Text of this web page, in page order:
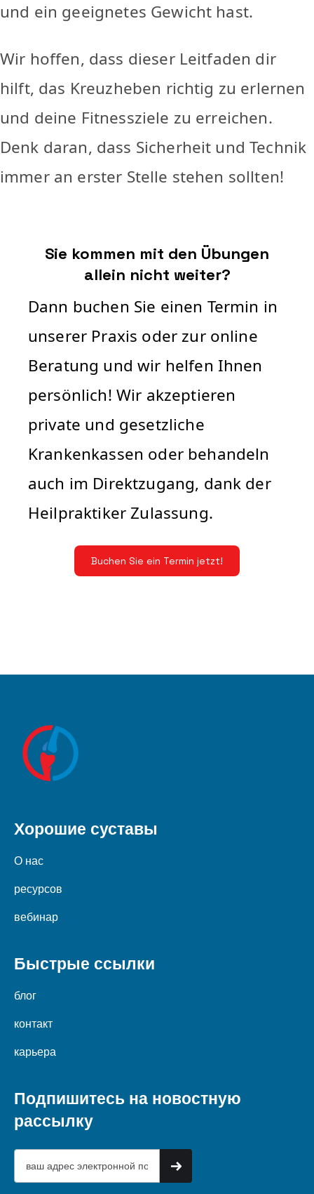
und ein geeignetes Gewicht hast.
Wir hoffen, dass dieser Leitfaden dir
hilft, das Kreuzheben richtig zu erlernen
und deine Fitnessziele zu erreichen.
Denk daran, dass Sicherheit und Technik
immer an erster Stelle stehen sollten!
Sie kommen mit den Übungen
allein nicht weiter?
Dann buchen Sie einen Termin in
unserer Praxis oder zur online
Beratung und wir helfen Ihnen
persönlich! Wir akzeptieren
private und gesetzliche
Krankenkassen oder behandeln
auch im Direktzugang, dank der
Heilpraktiker Zulassung.
Buchen Sie ein Termin jetzt!
Хорошие суставы
О нас
ресурсов
вебинар
Быстрые ссылки
блог
контакт
карьера
Подпишитесь на новостную
рассылку